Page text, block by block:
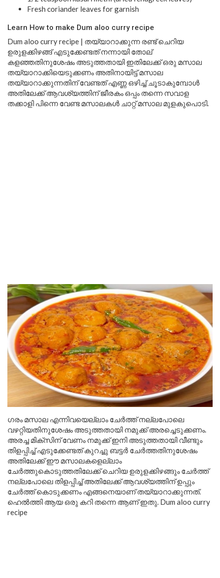
Fresh coriander leaves for garnish
Learn How to make Dum aloo curry recipe
Dum aloo curry recipe | തയ്യാറാക്കുന്ന രണ്ട് ചെറിയ
ഉരുളക്കിഴങ്ങ് എടുക്കേണ്ടത് നന്നായി തോല്
കളഞ്ഞതിനുശേഷം അടുത്തതായി ഇതിലേക്ക് ഒരു മസാല
തയ്യാറാക്കിയെടുക്കണം അതിനായിട്ട് മസാല
തയ്യാറാക്കുന്നതിന് വേണ്ടത് എണ്ണ ഒഴിച്ച് ചൂടാകുമ്പോൾ
അതിലേക്ക് ആവശ്യത്തിന് ജീരകം ഒപ്പം തന്നെ സവാള
തക്കാളി പിന്നെ വേണ്ട മസാലകൾ ചാറ്റ് മസാല മുളകുപൊടി.
ഗരം മസാല എന്നിവയെല്ലാം ചേർത്ത് നല്ലപോലെ
വഴറ്റിയതിനുശേഷം അടുത്തതായി നമുക്ക് അരച്ചെടുക്കണം.
അരച്ച മിക്സിന് വേണം നമുക്ക് ഇനി അടുത്തതായി വീണ്ടും
തിളപ്പിച്ച് എടുക്കേണ്ടത് കുറച്ചു ബട്ടർ ചേർത്തതിനുശേഷം
അതിലേക്ക് ഈ മസാലകളെല്ലാം
ചേർത്തുകൊടുത്തതിലേക്ക് ചെറിയ ഉരുളക്കിഴങ്ങും ചേർത്ത്
നല്ലപോലെ തിളപ്പിച്ച് അതിലേക്ക് ആവശ്യത്തിന് ഉപ്പും
ചേർത്ത് കൊടുക്കണം എങ്ങനെയാണ് തയ്യാറാക്കുന്നത്.
ഹെൽത്തി ആയ ഒരു കറി തന്നെ ആണ് ഇതു. Dum aloo curry
recipe